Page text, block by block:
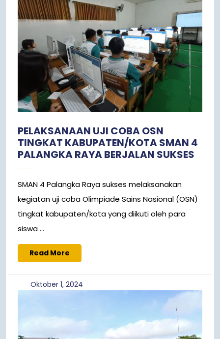
PELAKSANAAN UJI COBA OSN
TINGKAT KABUPATEN/KOTA SMAN 4
PALANGKA RAYA BERJALAN SUKSES
SMAN 4 Palangka Raya sukses melaksanakan
kegiatan uji coba Olimpiade Sains Nasional (OSN)
tingkat kabupaten/kota yang diikuti oleh para
siswa ...
Read More
More
Oktober 1, 2024Oktober
1,